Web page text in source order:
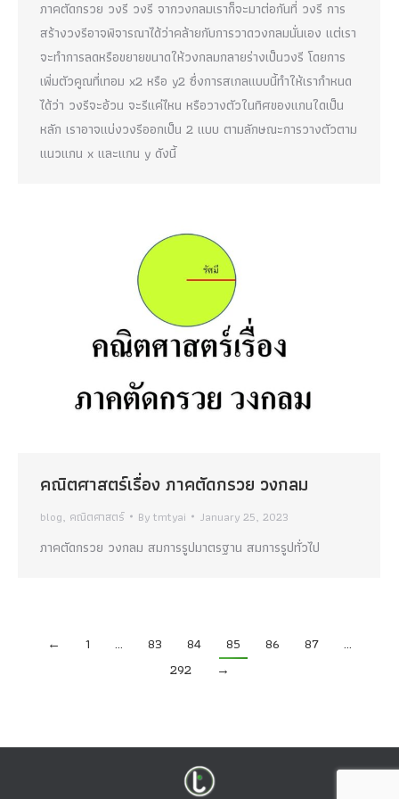
ภาคตัดกรวย วงรี วงรี จากวงกลมเราก็จะมาต่อกันที่ วงรี การ
สร้างวงรีอาจพิจารณาได้ว่าคล้ายกับการวาดวงกลมนั่นเอง แต่เรา
จะทำการลดหรือขยายขนาดให้วงกลมกลายร่างเป็นวงรี โดยการ
เพิ่มตัวคูณที่เทอม x2 หรือ y2 ซึ่งการสเกลแบบนี้ทำให้เรากำหนด
ได้ว่า วงรีจะอ้วน จะรีแค่ไหน หรือวางตัวในทิศของแกนใดเป็น
หลัก เราอาจแบ่งวงรีออกเป็น 2 แบบ ตามลักษณะการวางตัวตาม
แนวแกน x และแกน y ดังนี้
คณิตศาสตร์เรื่อง ภาคตัดกรวย วงกลม
blog, คณิตศาสตร์ Bytmtyai January 25, 2023
ภาคตัดกรวย วงกลม สมการรูปมาตรฐาน สมการรูปทั่วไป
← 1 … 83 84 85 86 87
…
292
→